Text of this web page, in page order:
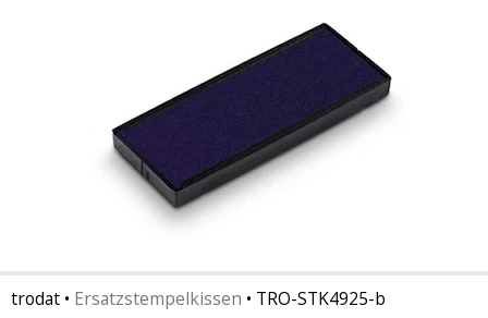
trodat • Ersatzstempelkissen • TRO-STK4925-b